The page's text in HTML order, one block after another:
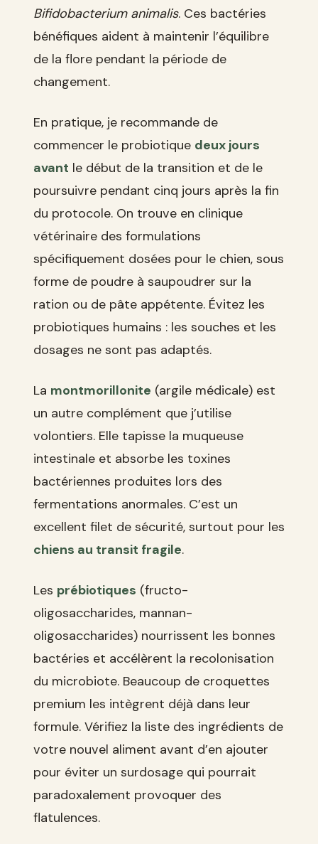
Bifidobacterium animalis. Ces bactéries
bénéfiques aident à maintenir l’équilibre
de la flore pendant la période de
changement.
En pratique, je recommande de
commencer le probiotique deux jours
avant le début de la transition et de le
poursuivre pendant cinq jours après la fin
du protocole. On trouve en clinique
vétérinaire des formulations
spécifiquement dosées pour le chien, sous
forme de poudre à saupoudrer sur la
ration ou de pâte appétente. Évitez les
probiotiques humains : les souches et les
dosages ne sont pas adaptés.
La montmorillonite (argile médicale) est
un autre complément que j’utilise
volontiers. Elle tapisse la muqueuse
intestinale et absorbe les toxines
bactériennes produites lors des
fermentations anormales. C’est un
excellent filet de sécurité, surtout pour les
chiens au transit fragile.
Les prébiotiques (fructo-
oligosaccharides, mannan-
oligosaccharides) nourrissent les bonnes
bactéries et accélèrent la recolonisation
du microbiote. Beaucoup de croquettes
premium les intègrent déjà dans leur
formule. Vérifiez la liste des ingrédients de
votre nouvel aliment avant d’en ajouter
pour éviter un surdosage qui pourrait
paradoxalement provoquer des
flatulences.